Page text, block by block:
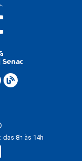
das 8h às 14h